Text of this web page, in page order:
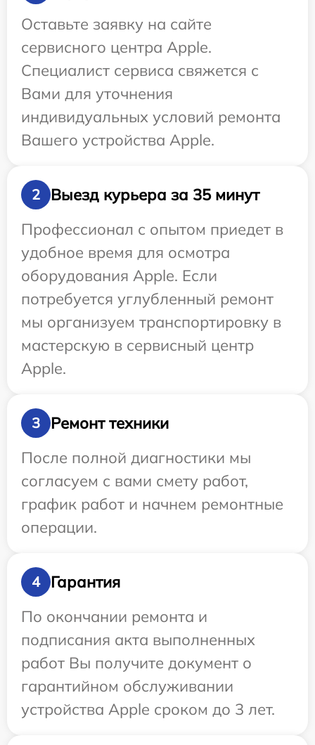
Оставьте заявку на сайте
сервисного центра Apple.
Специалист сервиса свяжется с
Вами для уточнения
индивидуальных условий ремонта
Вашего устройства Apple.
2
Выезд курьера за 35 минут
Профессионал с опытом приедет в
удобное время для осмотра
оборудования Apple. Если
потребуется углубленный ремонт
мы организуем транспортировку в
мастерскую в сервисный центр
Apple.
3
Ремонт техники
После полной диагностики мы
согласуем с вами смету работ,
график работ и начнем ремонтные
операции.
4
Гарантия
По окончании ремонта и
подписания акта выполненных
работ Вы получите документ о
гарантийном обслуживании
устройства Apple сроком до 3 лет.